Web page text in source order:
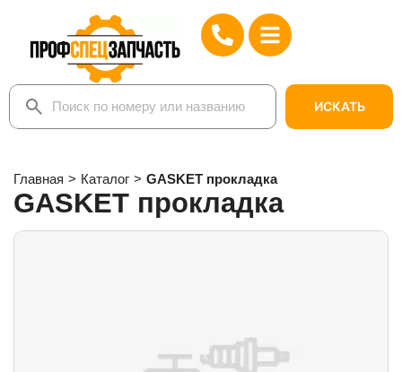
ИСКАТЬ
Главная > Каталог > GASKET прокладка
GASKET прокладка